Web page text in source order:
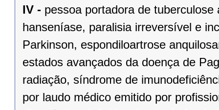
IV - pessoa portadora de
hanseníase, paralisia irreversível e
Parkinson, espondiloartrose
estados avançados da doença de
radiação, síndrome de
por laudo médico emitido por